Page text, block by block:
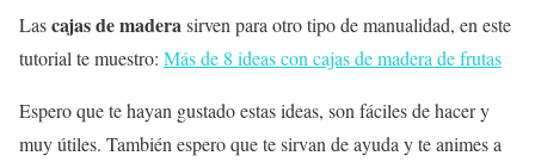
Lascajas de maderasirven para otro tipo de manualidad, en este
tutorial te muestro: Más de 8 ideas con cajas de madera de frutas
Espero que te hayan gustado estas ideas, son fáciles de hacer y
muy útiles. También espero que te sirvan de ayuda y te animes a